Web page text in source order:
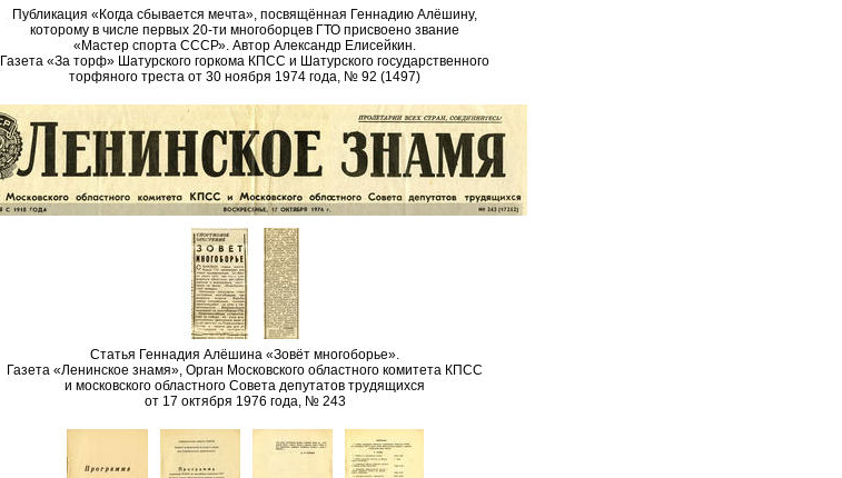
Публикация «Когда сбывается мечта», посвящённая Геннадию Алёшину,
которому в числе первых 20-ти многоборцев ГТО присвоено звание
«Мастер спорта СССР». Автор Александр Елисейкин.
Газета «За торф» Шатурского горкома КПСС и Шатурского государственного
торфяного треста от 30 ноября 1974 года, № 92 (1497)
Статья Геннадия Алёшина «Зовёт многоборье».
Газета «Ленинское знамя», Орган Московского областного комитета КПСС
и московского областного Совета депутатов трудящихся
от 17 октября 1976 года, № 243